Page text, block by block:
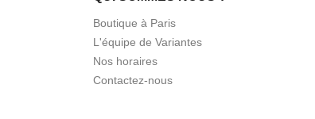
Boutique à Paris
L'équipe de Variantes
Nos horaires
Contactez-nous